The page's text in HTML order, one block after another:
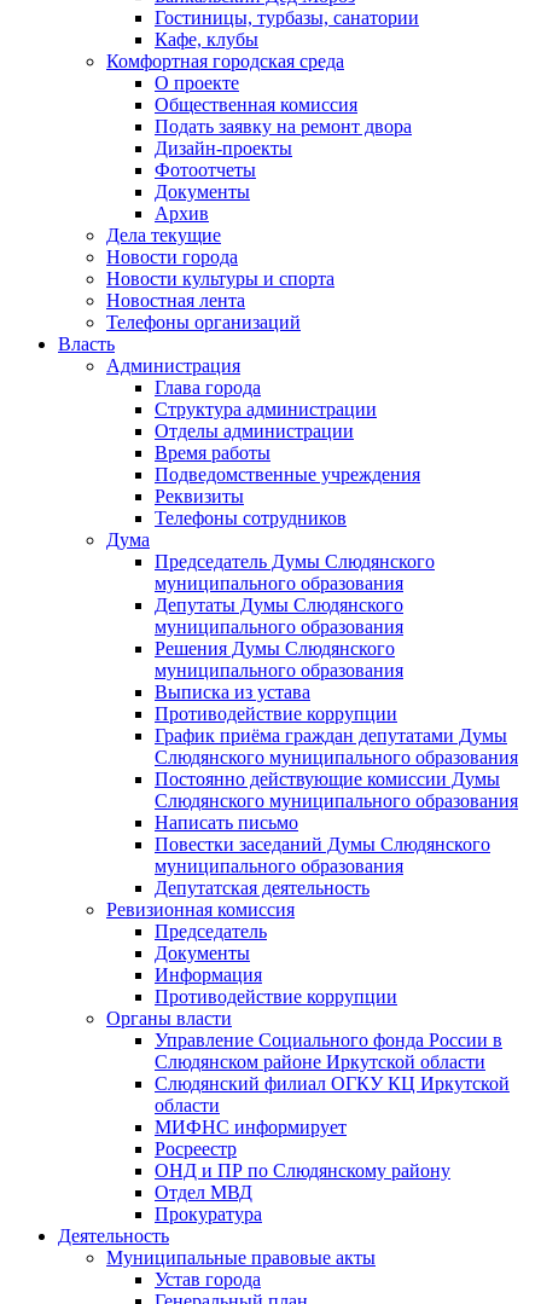
Гостиницы, турбазы, санатории
Кафе, клубы
Комфортная городская среда
О проекте
Общественная комиссия
Подать заявку на ремонт двора
Дизайн-проекты
Фотоотчеты
Документы
Архив
Дела текущие
Новости города
Новости культуры и спорта
Новостная лента
Телефоны организаций
Власть
Администрация
Глава города
Структура администрации
Отделы администрации
Время работы
Подведомственные учреждения
Реквизиты
Телефоны сотрудников
Дума
Председатель Думы Слюдянского
муниципального образования
Депутаты Думы Слюдянского
муниципального образования
Решения Думы Слюдянского
муниципального образования
Выписка из устава
Противодействие коррупции
График приёма граждан депутатами Думы
Слюдянского муниципального образования
Постоянно действующие комиссии Думы
Слюдянского муниципального образования
Написать письмо
Повестки заседаний Думы Слюдянского
муниципального образования
Депутатская деятельность
Ревизионная комиссия
Председатель
Документы
Информация
Противодействие коррупции
Органы власти
Управление Социального фонда России в
Слюдянском районе Иркутской области
Слюдянский филиал ОГКУ КЦ Иркутской
области
МИФНС информирует
Росреестр
ОНД и ПР по Слюдянскому району
Отдел МВД
Прокуратура
Деятельность
Муниципальные правовые акты
Устав города